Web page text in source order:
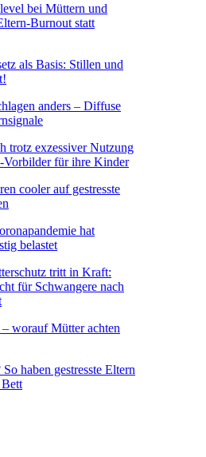
bei Müttern und
Burnout statt
als Basis: Stillen und
anders – Diffuse
trotz exzessiver Nutzung
Vorbilder für ihre Kinder
cooler auf gestresste
hat
belastet
tritt in Kraft:
für Schwangere nach
worauf Mütter achten
haben gestresste Eltern